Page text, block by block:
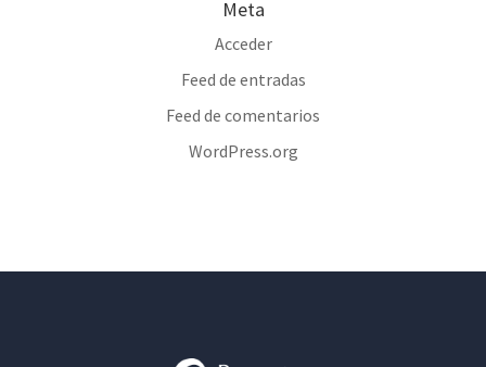
Meta
Acceder
Feed de entradas
Feed de comentarios
WordPress.org